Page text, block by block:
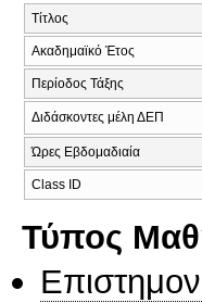
Τίτλος
Ακαδημαϊκό Έτος
Περίοδος Τάξης
Διδάσκοντες μέλη ΔΕΠ
Ώρες Εβδομαδιαία
Class ID
Τύπος